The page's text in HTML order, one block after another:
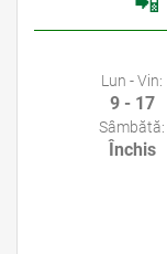
Lun - Vin:
9 - 17
Sâmbătă:
Închis